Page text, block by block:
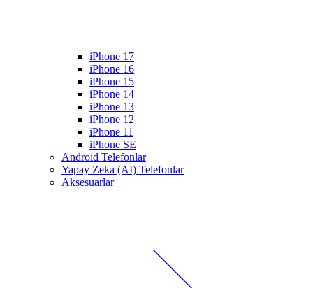
iPhone 17
iPhone 16
iPhone 15
iPhone 14
iPhone 13
iPhone 12
iPhone 11
iPhone SE
Android Telefonlar
Yapay Zeka (AI) Telefonlar
Aksesuarlar